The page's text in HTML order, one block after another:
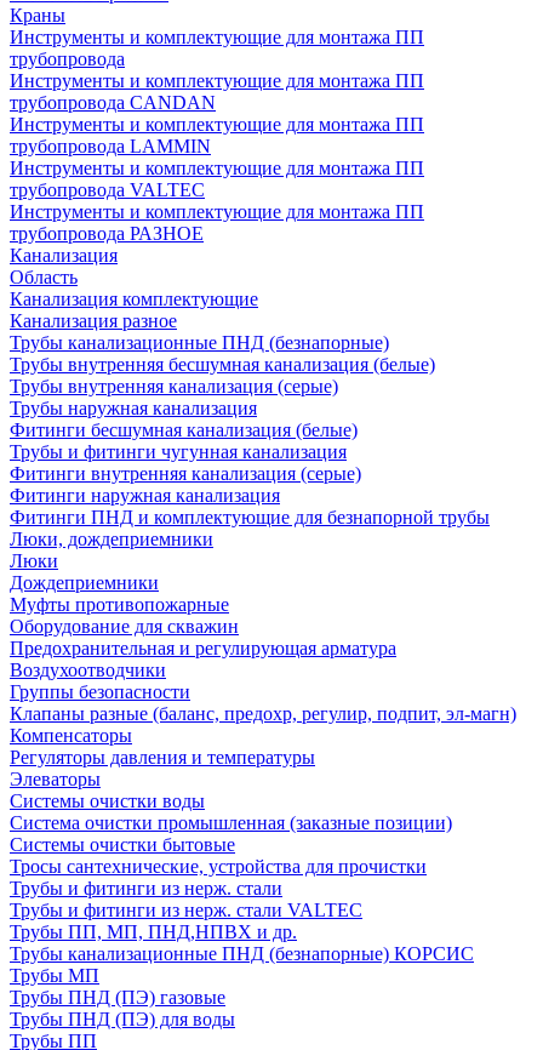
Краны
Инструменты и комплектующие для монтажа ПП
трубопровода
Инструменты и комплектующие для монтажа ПП
трубопровода CANDAN
Инструменты и комплектующие для монтажа ПП
трубопровода LAMMIN
Инструменты и комплектующие для монтажа ПП
трубопровода VALTEC
Инструменты и комплектующие для монтажа ПП
трубопровода РАЗНОЕ
Канализация
Область
Канализация комплектующие
Канализация разное
Трубы канализационные ПНД (безнапорные)
Трубы внутренняя бесшумная канализация (белые)
Трубы внутренняя канализация (серые)
Трубы наружная канализация
Фитинги бесшумная канализация (белые)
Трубы и фитинги чугунная канализация
Фитинги внутренняя канализация (серые)
Фитинги наружная канализация
Фитинги ПНД и комплектующие для безнапорной трубы
Люки, дождеприемники
Люки
Дождеприемники
Муфты противопожарные
Оборудование для скважин
Предохранительная и регулирующая арматура
Воздухоотводчики
Группы безопасности
Клапаны разные (баланс, предохр, регулир, подпит, эл-магн)
Компенсаторы
Регуляторы давления и температуры
Элеваторы
Системы очистки воды
Система очистки промышленная (заказные позиции)
Системы очистки бытовые
Тросы сантехнические, устройства для прочистки
Трубы и фитинги из нерж. стали
Трубы и фитинги из нерж. стали VALTEC
Трубы ПП, МП, ПНД,НПВХ и др.
Трубы канализационные ПНД (безнапорные) КОРСИС
Трубы МП
Трубы ПНД (ПЭ) газовые
Трубы ПНД (ПЭ) для воды
Трубы ПП